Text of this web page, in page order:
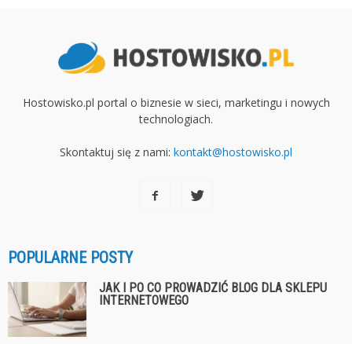
Hostowisko.pl portal o biznesie w sieci, marketingu i nowych
technologiach.
Skontaktuj się z nami: kontakt@hostowisko.pl
POPULARNE POSTY
JAK I PO CO PROWADZIĆ BLOG DLA SKLEPU
INTERNETOWEGO